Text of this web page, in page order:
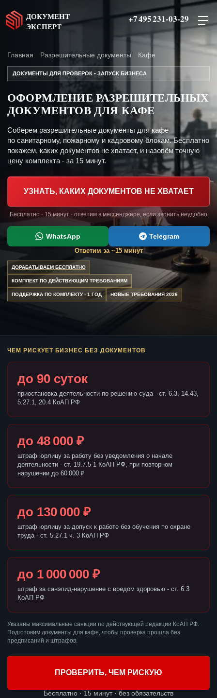
ДОКУМЕНТ
ЭКСПЕРТ
+7 495 231-03-29
Главная Разрешительные документы Кафе
ДОКУМЕНТЫ ДЛЯ ПРОВЕРОК • ЗАПУСК БИЗНЕСА
ОФОРМЛЕНИЕ РАЗРЕШИТЕЛЬНЫХ
ДОКУМЕНТОВ ДЛЯ КАФЕ
Соберем разрешительные документы для кафе
по санитарному, пожарному и кадровому блокам. Бесплатно
покажем, каких документов не хватает, и назовём точную
цену комплекта - за 15 минут.
УЗНАТЬ, КАКИХ ДОКУМЕНТОВ НЕ ХВАТАЕТ
Бесплатно · 15 минут · ответим в мессенджере, если звонить неудобно
WhatsApp Telegram
Ответим за ~15 минут
ДОРАБАТЫВАЕМ БЕСПЛАТНО
КОМПЛЕКТ ПО ДЕЙСТВУЮЩИМ ТРЕБОВАНИЯМ
ПОДДЕРЖКА ПО КОМПЛЕКТУ - 1 ГОД НОВЫЕ ТРЕБОВАНИЯ 2026
ЧЕМ РИСКУЕТ БИЗНЕС БЕЗ ДОКУМЕНТОВ
до 90 суток
приостановка деятельности по решению суда - ст. 6.3, 14.43,
5.27.1, 20.4 КоАП РФ
до 48 000 ₽
штраф юрлицу за работу без уведомления о начале
деятельности - ст. 19.7.5-1 КоАП РФ, при повторном
нарушении до 60 000 ₽
до 130 000 ₽
штраф юрлицу за допуск к работе без обучения по охране
труда - ст. 5.27.1 ч. 3 КоАП РФ
до 1 000 000 ₽
штраф за санэпид-нарушение с вредом здоровью - ст. 6.3
КоАП РФ
Указаны максимальные санкции по действующей редакции КоАП РФ.
Подготовим документы для кафе, чтобы проверка прошла без
предписаний и штрафов.
ПРОВЕРИТЬ, ЧЕМ РИСКУЮ
Бесплатно · 15 минут · без обязательств